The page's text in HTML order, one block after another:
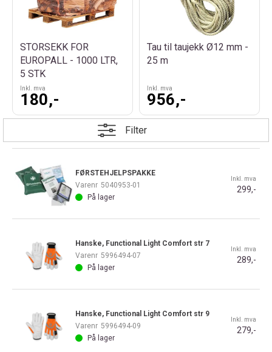
STORSEKK FOR
EUROPALL - 1000 LTR,
5 STK
Inkl. mva
180,-
Tau til taujekk Ø12 mm -
25 m
Inkl. mva
956,-
Filter
FØRSTEHJELPSPAKKE
Varenr 5040953-01
På lager
Inkl. mva
299,-
Hanske, Functional Light Comfort str 7
Varenr 5996494-07
På lager
Inkl. mva
289,-
Hanske, Functional Light Comfort str 9
Varenr 5996494-09
På lager
Inkl. mva
279,-